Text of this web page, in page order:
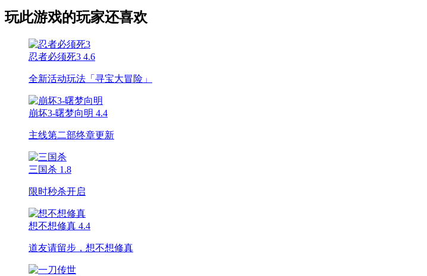
玩此游戏的玩家还喜欢
忍者必须死3 4.6
全新活动玩法「寻宝大冒险」
崩坏3-曙梦向明 4.4
主线第二部终章更新
三国杀 1.8
限时秒杀开启
想不想修真 4.4
道友请留步，想不想修真